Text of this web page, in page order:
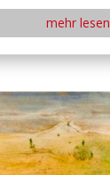
mehr lesen